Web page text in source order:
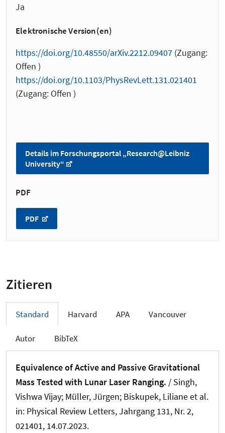
Ja
Elektronische Version(en)
https://doi.org/10.48550/arXiv.2212.09407 (Zugang:
Offen )
https://doi.org/10.1103/PhysRevLett.131.021401
(Zugang: Offen )
Details im Forschungsportal „Research@Leibniz
University“
PDF
PDF
Zitieren
Standard Harvard APA Vancouver
Autor BibTeX
Equivalence of Active and Passive Gravitational
Mass Tested with Lunar Laser Ranging. / Singh,
Vishwa Vijay; Müller, Jürgen; Biskupek, Lilianeet al.
in: Physical Review Letters, Jahrgang 131, Nr. 2,
021401, 14.07.2023.